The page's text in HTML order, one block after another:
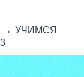
→ УЧИМСЯ